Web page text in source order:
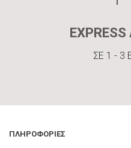
ΣΕ 1 - 3
ΠΛΗΡΟΦΟΡΙΕΣ